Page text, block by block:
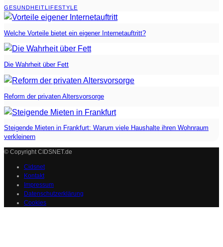
GESUNDHEITLIFESTYLE
Welche Vorteile bietet ein eigener Internetauftritt?
Die Wahrheit über Fett
Reform der privaten Altersvorsorge
Steigende Mieten in Frankfurt: Warum viele Haushalte ihren Wohnraum
verkleinern
© Copyright CIDSNET.de
Cidsnet
Kontakt
Impressum
Datenschutzerklärung
Cookies